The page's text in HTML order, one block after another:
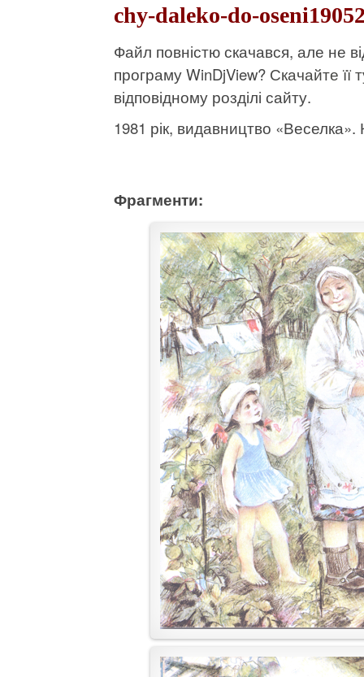
chy-daleko-do-
Файл повністю скачався, але не
програму WinDjView? Скачайте її
відповідному розділі сайту.
1981 рік, видавництво «Веселка».
Фрагменти: